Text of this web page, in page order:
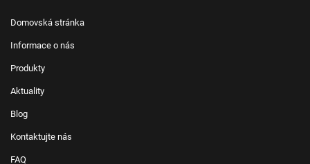
Domovská stránka
Informace o nás
Produkty
Aktuality
Blog
Kontaktujte nás
FAQ